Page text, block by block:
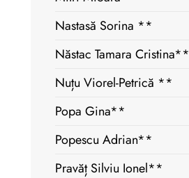
Nastasă Sorina **
Năstac Tamara Cristina**
Nuțu Viorel-Petrică **
Popa Gina**
Popescu Adrian**
Pravăț Silviu Ionel**